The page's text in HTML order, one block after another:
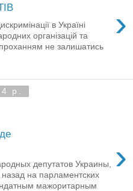
›
в Україні
організацій та
проханням не залишатись
р.
›
депутатов Украины,
на парламентских
мажоритарным